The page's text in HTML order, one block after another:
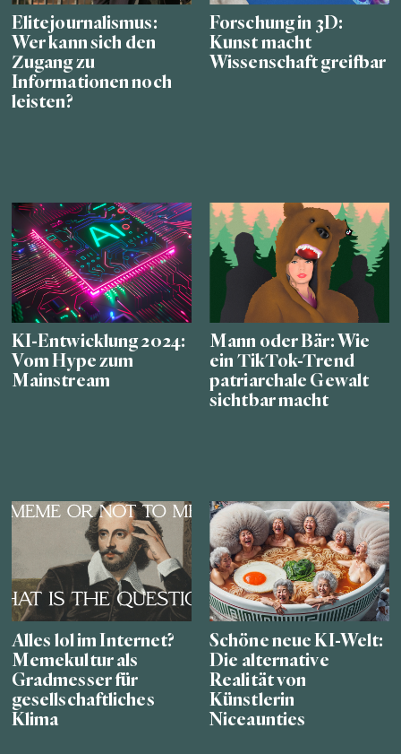
Elitejournalismus:
Wer kann sich den
Zugang zu
Informationen noch
leisten?
Forschung in 3D:
Kunst macht
Wissenschaft greifbar
KI-Entwicklung 2024:
Vom Hype zum
Mainstream
Mann oder Bär: Wie
ein TikTok-Trend
patriarchale Gewalt
sichtbar macht
Alles lol im Internet?
Memekultur als
Gradmesser für
gesellschaftliches
Klima
Schöne neue KI-Welt:
Die alternative
Realität von
Künstlerin
Niceaunties